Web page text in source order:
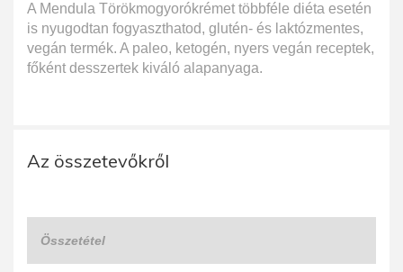
A Mendula Törökmogyorókrémet többféle diéta esetén
is nyugodtan fogyaszthatod, glutén- és laktózmentes,
vegán termék. A paleo, ketogén, nyers vegán receptek,
főként desszertek kiváló alapanyaga.
Az összetevőkről
Összetétel